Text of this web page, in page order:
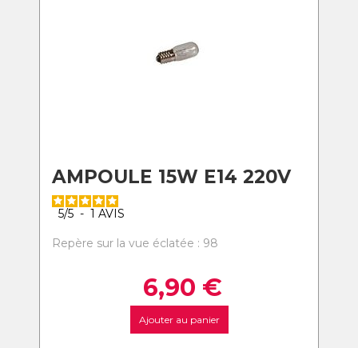
AMPOULE 15W E14 220V
5/5 - 1 AVIS
Repère sur la vue éclatée : 98
6,90 €
Ajouter au panier